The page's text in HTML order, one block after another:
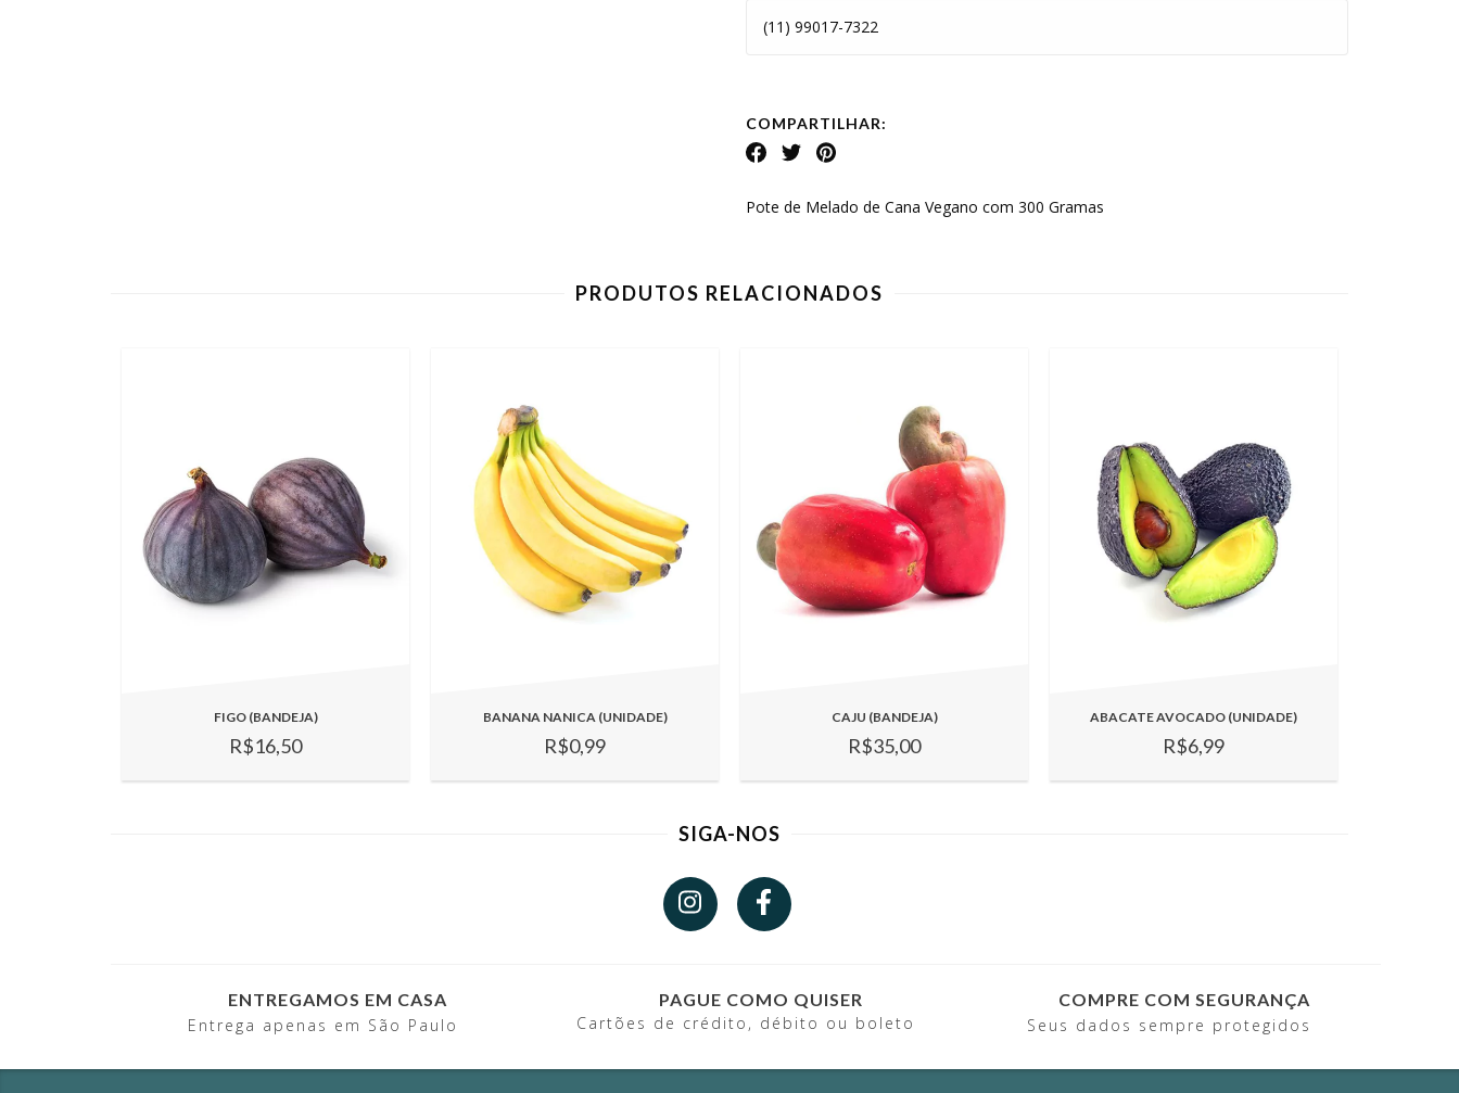
(11) 99017-7322
COMPARTILHAR:
Pote de Melado de Cana Vegano com 300 Gramas
PRODUTOS RELACIONADOS
FIGO (BANDEJA)
R$16,50
BANANA NANICA (UNIDADE)
R$0,99
CAJU (BANDEJA)
R$35,00
ABACATE AVOCADO (UNIDADE)
R$6,99
SIGA-NOS
ENTREGAMOS EM CASA
Entrega apenas em São Paulo
PAGUE COMO QUISER
Cartões de crédito, débito ou boleto
COMPRE COM SEGURANÇA
Seus dados sempre protegidos